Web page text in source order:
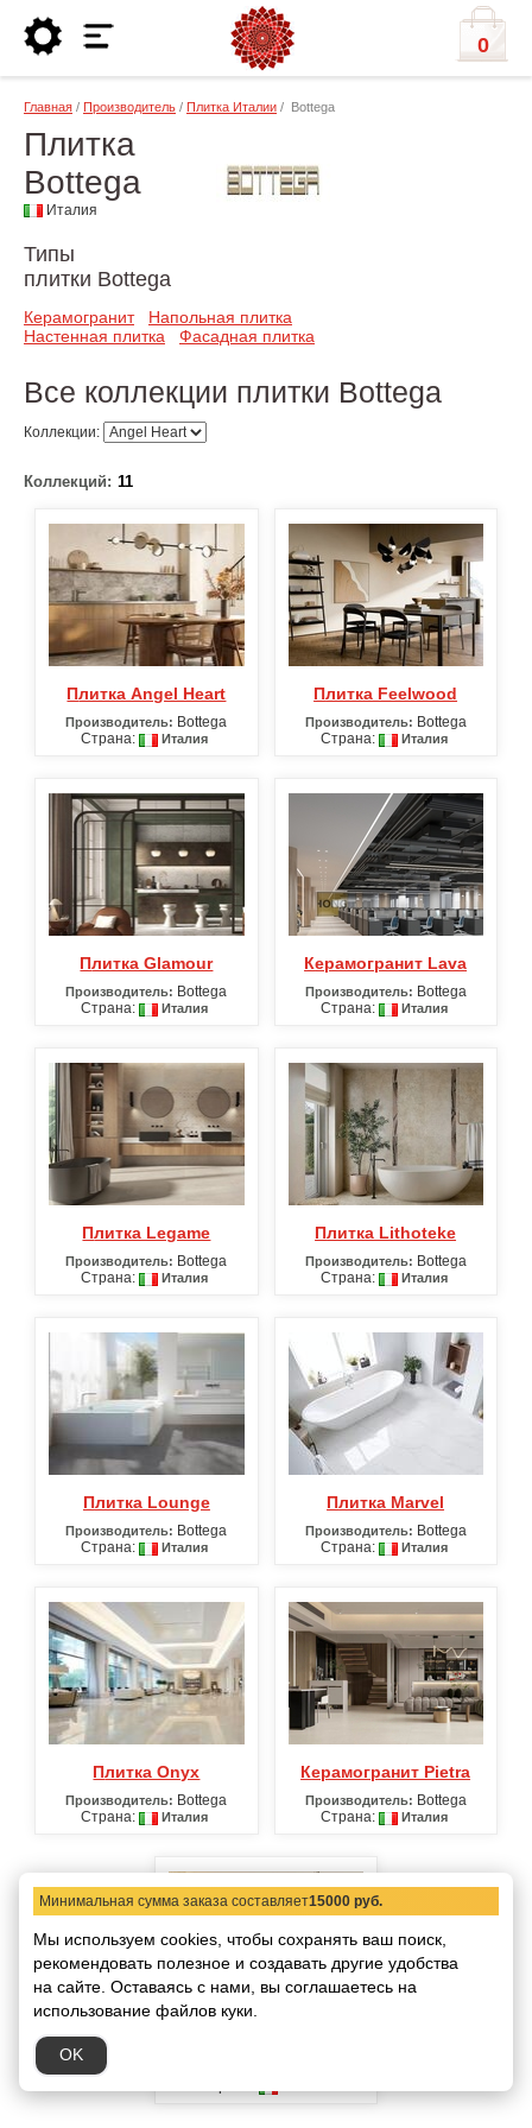
0
Главная / Производитель / Плитка Италии / Bottega
Плитка
Bottega
Италия
Типы
плитки Bottega
Керамогранит
Напольная плитка
Настенная плитка
Фасадная плитка
Все коллекции плитки Bottega
Коллекции:
Коллекций: 11
Плитка Angel Heart
Производитель: Bottega
Страна:
Италия
Плитка Feelwood
Производитель: Bottega
Страна:
Италия
Плитка Glamour
Производитель: Bottega
Страна:
Италия
Керамогранит Lava
Производитель: Bottega
Страна:
Италия
Плитка Legame
Производитель: Bottega
Страна:
Италия
Плитка Lithoteke
Производитель: Bottega
Страна:
Италия
Плитка Lounge
Производитель: Bottega
Страна:
Италия
Плитка Marvel
Производитель: Bottega
Страна:
Италия
Плитка Onyx
Производитель: Bottega
Страна:
Италия
Керамогранит Pietra
Производитель: Bottega
Страна:
Италия
Минимальная сумма заказа составляет15000 руб.
Мы используем cookies, чтобы сохранять ваш поиск,
рекомендовать полезное и создавать другие удобства
на сайте. Оставаясь с нами, вы соглашаетесь на
использование файлов куки.
OK